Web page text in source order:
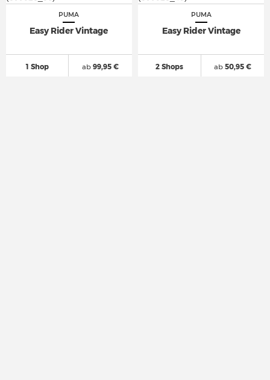
PUMA
Easy Rider Vintage
1 Shop ab99,95 €
PUMA
Easy Rider Vintage
2 Shops ab50,95 €